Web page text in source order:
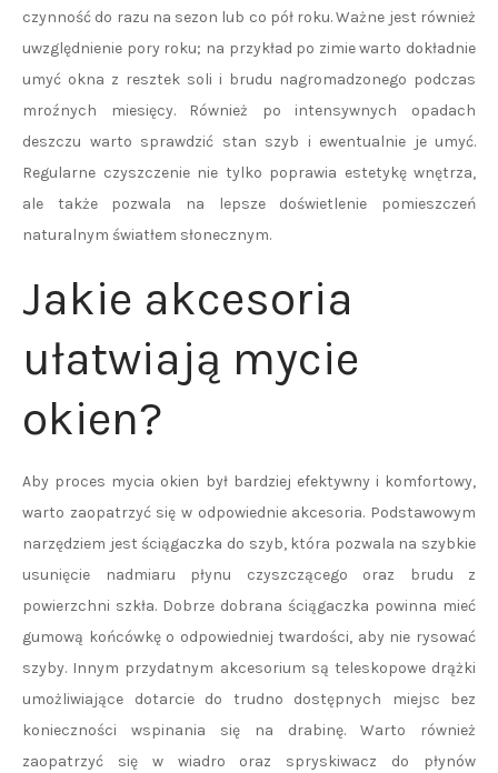
czynność do razu na sezon lub co pół roku. Ważne jest również
uwzględnienie pory roku; na przykład po zimie warto dokładnie
umyć okna z resztek soli i brudu nagromadzonego podczas
mroźnych miesięcy. Również po intensywnych opadach
deszczu warto sprawdzić stan szyb i ewentualnie je umyć.
Regularne czyszczenie nie tylko poprawia estetykę wnętrza,
ale także pozwala na lepsze doświetlenie pomieszczeń
naturalnym światłem słonecznym.
Jakie akcesoria
ułatwiają mycie
okien?
Aby proces mycia okien był bardziej efektywny i komfortowy,
warto zaopatrzyć się w odpowiednie akcesoria. Podstawowym
narzędziem jest ściągaczka do szyb, która pozwala na szybkie
usunięcie nadmiaru płynu czyszczącego oraz brudu z
powierzchni szkła. Dobrze dobrana ściągaczka powinna mieć
gumową końcówkę o odpowiedniej twardości, aby nie rysować
szyby. Innym przydatnym akcesorium są teleskopowe drążki
umożliwiające dotarcie do trudno dostępnych miejsc bez
konieczności wspinania się na drabinę. Warto również
zaopatrzyć się w wiadro oraz spryskiwacz do płynów